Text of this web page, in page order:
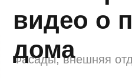
Акция
⬤Продан
Бронирование